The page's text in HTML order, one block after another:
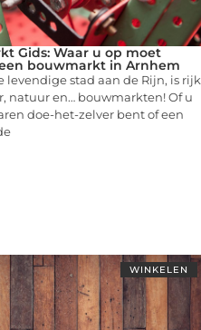
Gids: Waar u op moet
bouwmarkt in Arnhem
levendige stad aan de Rijn, is rijk
natuur en… bouwmarkten! Of u
doe-het-zelver bent of een
WINKELEN